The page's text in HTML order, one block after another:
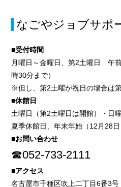
なごやジョブサポ
■受付時間
月曜日～金曜日、第2土曜日 午
時30分まで）
※但し、第2土曜が祝日の場合は
■休館日
土曜日（第2土曜日は開館）・日
夏季休館日、年末年始（12月28日
■お問い合わせ
☎052-733-2111
■アクセス
名古屋市千種区吹上二丁目6番3